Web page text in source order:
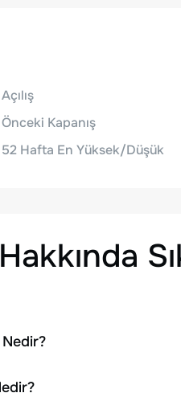
Açılış
Önceki Kapanış
52 Hafta En Yüksek/Düşük
Hakkında